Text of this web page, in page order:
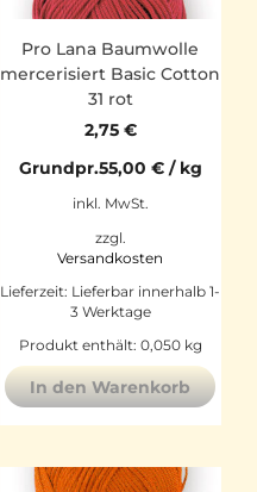
Pro Lana Baumwolle
mercerisiert Basic Cotton
31 rot
2,75 €
Grundpr.55,00 €/ kg
inkl. MwSt.
zzgl.
Versandkosten
Lieferzeit: Lieferbar innerhalb 1-
3 Werktage
Produkt enthält: 0,050 kg
In den Warenkorb